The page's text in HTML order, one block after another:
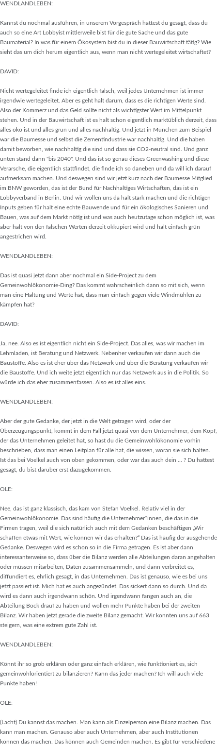
WENDLANDLEBEN:
Kannst du nochmal ausführen, in unserem Vorgespräch hattest du gesagt, dass du
auch so eine Art Lobbyist mittlerweile bist für die gute Sache und das gute
Baumaterial? In was für einem Ökosystem bist du in dieser Bauwirtschaft tätig? Wie
sieht das um dich herum eigentlich aus, wenn man nicht wertegeleitet wirtschaftet?
DAVID:
Nicht wertegeleitet finde ich eigentlich falsch, weil jedes Unternehmen ist immer
irgendwie wertegeleitet. Aber es geht halt darum, dass es die richtigen Werte sind.
Also der Kommerz und das Geld sollte nicht als wichtigster Wert im Mittelpunkt
stehen. Und in der Bauwirtschaft ist es halt schon eigentlich marktüblich derzeit, dass
alles öko ist und alles grün und alles nachhaltig. Und jetzt in München zum Beispiel
war die Baumesse und selbst die Zementindustrie war nachhaltig. Und die haben
damit beworben, wie nachhaltig die sind und dass sie CO2-neutral sind. Und ganz
unten stand dann "bis 2040". Und das ist so genau dieses Greenwashing und diese
Verarsche, die eigentlich stattfindet, die finde ich so daneben und da will ich darauf
aufmerksam machen. Und deswegen sind wir jetzt kurz nach der Baumesse Mitglied
im BNW geworden, das ist der Bund für Nachhaltiges Wirtschaften, das ist ein
Lobbyverband in Berlin. Und wir wollen uns da halt stark machen und die richtigen
Inputs geben für halt eine echte Bauwende und für ein ökologisches Sanieren und
Bauen, was auf dem Markt nötig ist und was auch heutzutage schon möglich ist, was
aber halt von den falschen Werten derzeit okkupiert wird und halt einfach grün
angestrichen wird.
WENDLANDLEBEN:
Das ist quasi jetzt dann aber nochmal ein Side-Project zu dem
Gemeinwohlökonomie-Ding? Das kommt wahrscheinlich dann so mit sich, wenn
man eine Haltung und Werte hat, dass man einfach gegen viele Windmühlen zu
kämpfen hat?
DAVID:
Ja, nee. Also es ist eigentlich nicht ein Side-Project. Das alles, was wir machen im
Lehmladen, ist Beratung und Netzwerk. Nebenher verkaufen wir dann auch die
Baustoffe. Also es ist eher über das Netzwerk und über die Beratung verkaufen wir
die Baustoffe. Und ich weite jetzt eigentlich nur das Netzwerk aus in die Politik. So
würde ich das eher zusammenfassen. Also es ist alles eins.
WENDLANDLEBEN:
Aber der gute Gedanke, der jetzt in die Welt getragen wird, oder der
Überzeugungspunkt, kommt in dem Fall jetzt quasi von dem Unternehmer, dem Kopf,
der das Unternehmen geleitet hat, so hast du die Gemeinwohlökonomie vorhin
beschrieben, dass man einen Leitplan für alle hat, die wissen, woran sie sich halten.
Ist das bei Voelkel auch von oben gekommen, oder war das auch dein ... ? Du hattest
gesagt, du bist darüber erst dazugekommen.
OLE:
Nee, das ist ganz klassisch, das kam von Stefan Voelkel. Relativ viel in der
Gemeinwohlökonomie. Das sind häufig die Unternehmer*innen, die das in die
Firmen tragen, weil die sich natürlich auch mit dem Gedanken beschäftigen „Wir
schaffen etwas mit Wert, wie können wir das erhalten?“ Das ist häufig der ausgehende
Gedanke. Deswegen wird es schon so in die Firma getragen. Es ist aber dann
interessanterweise so, dass über die Bilanz werden alle Abteilungen daran angehalten
oder müssen mitarbeiten, Daten zusammensammeln, und dann verbreitet es,
diffundiert es, ehrlich gesagt, in das Unternehmen. Das ist genauso, wie es bei uns
jetzt passiert ist. Mich hat es auch angezündet. Das sickert dann so durch. Und da
wird es dann auch irgendwann schön. Und irgendwann fangen auch an, die
Abteilung Bock drauf zu haben und wollen mehr Punkte haben bei der zweiten
Bilanz. Wir haben jetzt gerade die zweite Bilanz gemacht. Wir konnten uns auf 663
steigern, was eine extrem gute Zahl ist.
WENDLANDLEBEN:
Könnt ihr so grob erklären oder ganz einfach erklären, wie funktioniert es, sich
gemeinwohlorientiert zu bilanzieren? Kann das jeder machen? Ich will auch viele
Punkte haben!
OLE:
(Lacht) Du kannst das machen. Man kann als Einzelperson eine Bilanz machen. Das
kann man machen. Genauso aber auch Unternehmen, aber auch Institutionen
können das machen. Das können auch Gemeinden machen. Es gibt für verschiedene